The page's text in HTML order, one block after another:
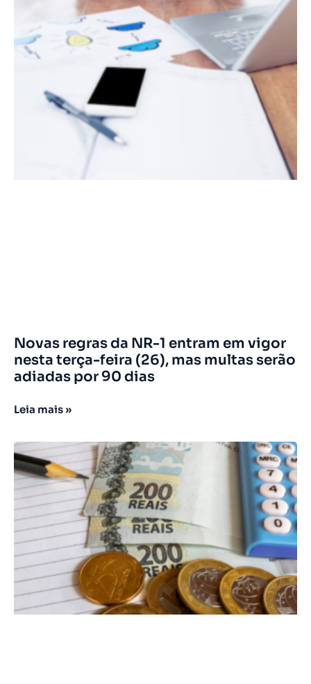
Novas regras da NR-1 entram em vigor
nesta terça-feira (26), mas multas serão
adiadas por 90 dias
Leia mais »